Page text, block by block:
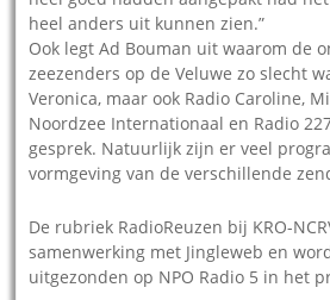
heel anders uit kunnen zien.”
Ook legt Ad Bouman uit waarom de
zeezenders op de Veluwe zo slecht
Veronica, maar ook Radio Caroline,
Noordzee Internationaal en Radio
gesprek. Natuurlijk zijn er veel
vormgeving van de verschillende
De rubriek RadioReuzen bij KRO-
samenwerking met Jingleweb en
uitgezonden op NPO Radio 5 in het